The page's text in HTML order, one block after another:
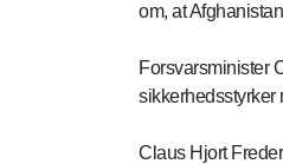
om, at
Forsvarsminister
sikkerhedsstyrker
Claus Hjort